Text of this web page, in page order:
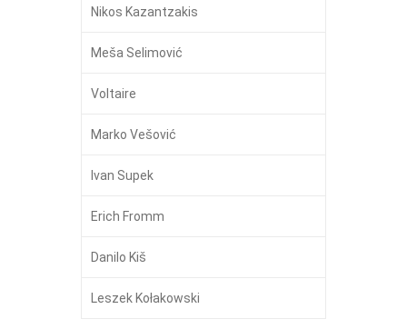
Nikos Kazantzakis
Meša Selimović
Voltaire
Marko Vešović
Ivan Supek
Erich Fromm
Danilo Kiš
Leszek Kołakowski